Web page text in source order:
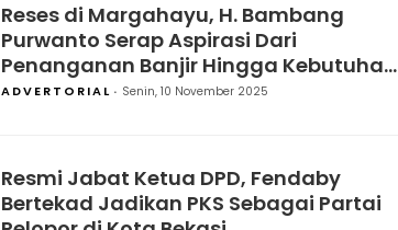
Reses di Margahayu, H. Bambang
Purwanto Serap Aspirasi Dari
Penanganan Banjir Hingga Kebutuhan
Ambulans Untuk Warga
ADVERTORIAL Senin, 10 November 2025
Resmi Jabat Ketua DPD, Fendaby
Bertekad Jadikan PKS Sebagai Partai